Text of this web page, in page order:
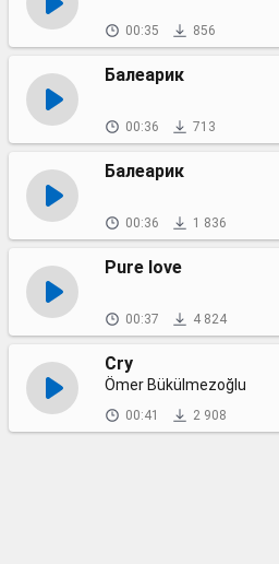
00:35 856
Балеарик
00:36 713
Балеарик
00:36 1 836
Pure love
00:37 4 824
Cry
Ömer Bükülmezoğlu
00:41 2 908